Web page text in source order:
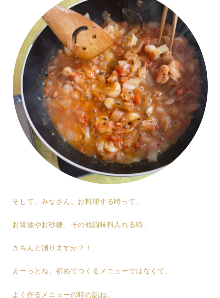
そして、みなさん、お料理する時って、
お醤油やお砂糖、その他調味料入れる時、
きちんと測りますか？！
えーっとね、初めてつくるメニューではなくて、
よく作るメニューの時の話ね。